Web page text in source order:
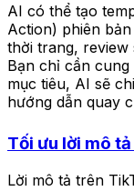
AI có thể tạo
Action) phiên
thời trang, review
Bạn chỉ cần
mục tiêu, AI sẽ
hướng dẫn quay
Tối ưu lời mô
Lời mô tả trên